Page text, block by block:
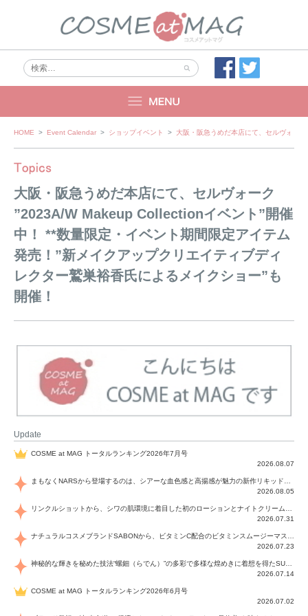
Skip
HOME > Event Calendar > ショップイベント > 大阪・阪急うめだ本店にて、セルヴォー
大阪・阪急うめだ本店にて、セルヴォーク
”2023A/W Makeup Collectionイベント”開催
中！ **数量限定・イベント期間限定アイテム
発売！”新メイクアップクリエイティブディ
レクター鷲巣裕香氏によるメイクショー”も
開催！
Update
COSME at MAG トータルランキング2026年7月号
2026.08.07
まもなくNARSから登場するのは、シアーな血色感と高揚感が魅力の新作リキッドブラッシュ「インセイシャブル リキッドブラッシュ」と、ゴールデンアワーに染まる空にインスピレーションを得た「アフターグロー リップシャイン」の新色！夏をハックして！
2026.08.05
リンクルショットから、シワの肌環境に着目した初のローションとナイトクリームが登場！デイリーケアで、シワ特有の肌環境を改善し、シワが目立たない肌へと導きます。
2026.07.31
ナチュラルコスメブランドSABONから、ビタミンC配合のビタミンスムージーマスク「ラディアンスマスク」と、ペパーミントにオーガニックハーブを凝縮したジェルの涼感トリートメント美容液「スカルプセラム リフレッシング」が登場！日々のデイリーケアで、過酷な猛暑で疲れた肌や頭皮をサポート、心地よくリフレッシュし、優しく肌を整えます。
2026.07.23
神秘的な輝きを秘めた技法“螺鈿（らでん）”の多彩で多様な煌めきに着想を得たSUQQUの2026 秋 カラーコレクションから登場するのは、艶然と輝くアイシャドウや偏光パールを配したフェイスカラー、繊細なパールの煌めくネイル、そしてそれらを際立てる“朧げな艶”を秘めた新リクイドリップ「ブラー リクイド リップ」。強さを秘めたまろやかな洗練の表情に。
2026.07.14
COSME at MAG トータルランキング2026年6月号
2026.07.02